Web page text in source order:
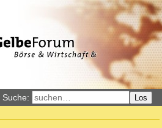
Suche: Los